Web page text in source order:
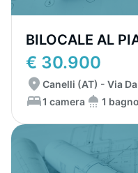
BILOCALE AL
€ 30.900
Canelli (AT) - Via
1 camera
1 bagno